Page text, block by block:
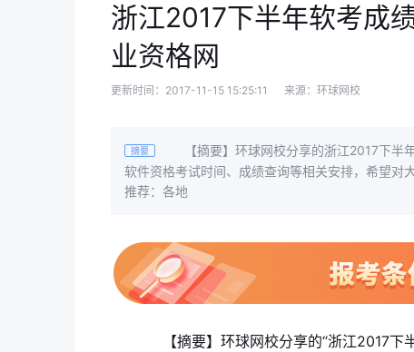
浙江2017下半年软考成
业资格网
更新时间：2017-11-15 15:25:11 来源：环球网校
摘要
【摘要】环球网校分享的浙江2017下半年
软件资格考试时间、成绩查询等相关安排，希望
推荐：各地
【摘要】环球网校分享的“浙江2017下